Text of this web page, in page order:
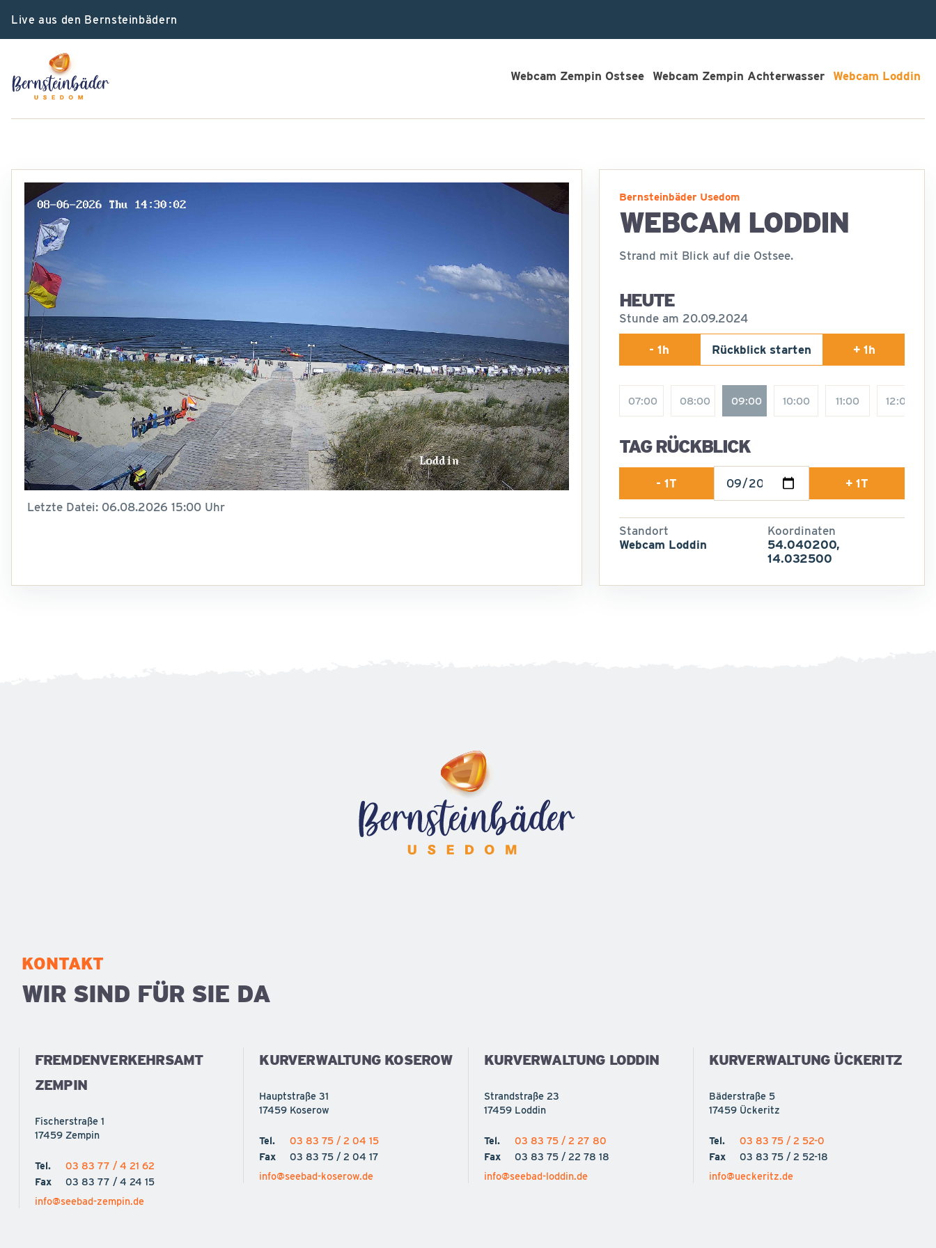
Live aus den Bernsteinbädern
Webcam Zempin Ostsee Webcam Zempin Achterwasser Webcam Loddin
Letzte Datei: 06.08.2026 15:00 Uhr
Bernsteinbäder Usedom
WEBCAM LODDIN
Strand mit Blick auf die Ostsee.
HEUTE
Stunde am 20.09.2024
- 1h Rückblick starten + 1h
07:00 08:00 09:00 10:00 11:00 12:00
TAG RÜCKBLICK
- 1T + 1T
Standort
Webcam Loddin
Koordinaten
54.040200,
14.032500
KONTAKT
WIR SIND FÜR SIE DA
FREMDENVERKEHRSAMT
ZEMPIN
Fischerstraße 1
17459 Zempin
Tel.
03 83 77 / 4 21 62
Fax
03 83 77 / 4 24 15
info@seebad-zempin.de
KURVERWALTUNG KOSEROW
Hauptstraße 31
17459 Koserow
Tel.
03 83 75 / 2 04 15
Fax
03 83 75 / 2 04 17
info@seebad-koserow.de
KURVERWALTUNG LODDIN
Strandstraße 23
17459 Loddin
Tel.
03 83 75 / 2 27 80
Fax
03 83 75 / 22 78 18
info@seebad-loddin.de
KURVERWALTUNG ÜCKERITZ
Bäderstraße 5
17459 Ückeritz
Tel.
03 83 75 / 2 52-0
Fax
03 83 75 / 2 52-18
info@ueckeritz.de